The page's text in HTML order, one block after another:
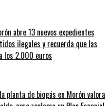
abre 13 nuevos expedientes
ilegales y recuerda que las
los 2.000 euros
planta de biogás en Morón valora